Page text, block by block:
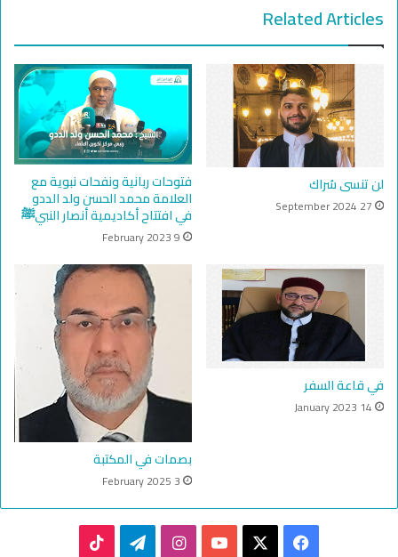
Related Articles
لن تنسى سُراك
27 September 2024
فتوحات ربانية ونفحات نبوية مع
العلامة محمد الحسن ولد الددو
في افتتاح أكاديمية أنصار النبيﷺ
9 February 2023
في قاعة السفر
14 January 2023
بصمات في المكتبة
3 February 2025
Facebook
YouTube
Instagram
Telegram